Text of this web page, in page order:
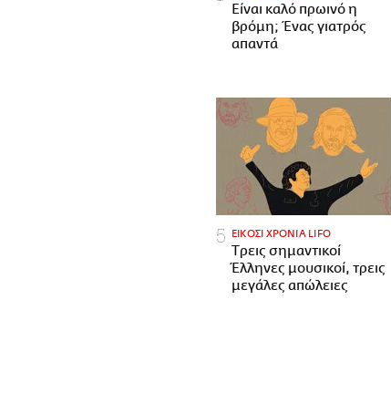
Είναι καλό πρωινό η
βρόμη; Ένας γιατρός
απαντά
ΕΙΚΟΣΙ ΧΡΟΝΙΑ LIFO
Tρεις σημαντικοί
Έλληνες μουσικοί, τρεις
μεγάλες απώλειες